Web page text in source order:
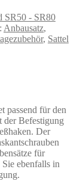
SR50 - SR80
Anbausatz,
, Sattel
passend für den
der Befestigung
Der
für
ebenfalls in